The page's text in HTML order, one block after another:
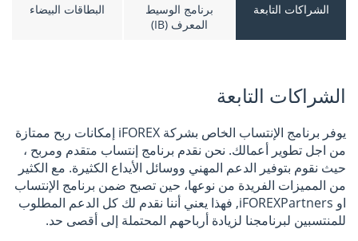
الشراكات التابعة
برنامج الوسيط
المعرف (IB)
البطاقات البيضاء
الشراكات التابعة
يوفر برنامج الإنتساب الخاص بشركة iFOREX إمكانات ربح ممتازة
من اجل تطوير أعمالك. نحن نقدم برنامج إنتساب متقدم ومربح ،
حيث نقوم بتوفير الدعم المهني ووسائل الأيداع الكثيرة. مع الكثير
من المميزات الفريدة من نوعها، حين تصبح ضمن برنامج الإنتساب
او iFOREXPartners, فهذا يعني أننا نقدم لك كل الدعم المطلوب
للمنتسبين لبرنامجنا لزيادة أرباحهم المحتملة إلى أقصى حد.